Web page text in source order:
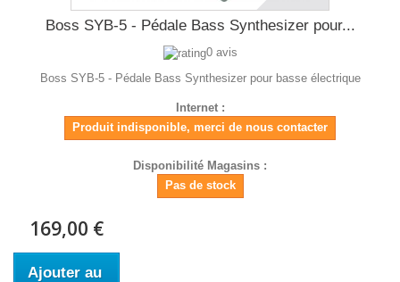
Boss SYB-5 - Pédale Bass Synthesizer pour...
0 avis
Boss SYB-5 - Pédale Bass Synthesizer pour basse électrique
Internet :
Produit indisponible, merci de nous contacter
Disponibilité Magasins :
Pas de stock
169,00 €
Ajouter au